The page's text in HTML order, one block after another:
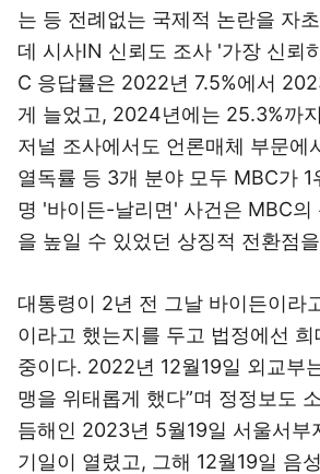
는 등 전례없는 국제적 논란을 자
데 시사IN 신뢰도 조사 '가장 신뢰
C 응답률은 2022년 7.5%에서
게 늘었고, 2024년에는 25.3%까
저널 조사에서도 언론매체 부문에
열독률 등 3개 분야 모두 MBC가 1
명 '바이든-날리면' 사건은 MBC의
을 높일 수 있었던 상징적 전환점
대통령이 2년 전 그날 바이든이라
이라고 했는지를 두고 법정에선
중이다. 2022년 12월19일 외교부
맹을 위태롭게 했다”며 정정보도
듬해인 2023년 5월19일 서울서부
기일이 열렸고, 그해 12월19일 음